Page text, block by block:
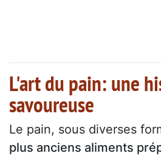
L'art du pain: une
savoureuse
Le pain, sous diverses
plus anciens aliments